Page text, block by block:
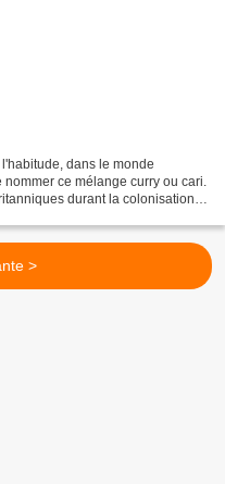
dans le monde
ce mélange curry ou cari.
durant la colonisation,
>